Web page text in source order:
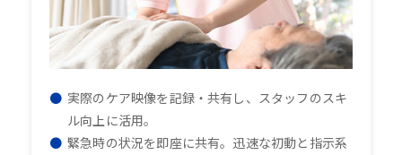
実際のケア映像を記録・共有し、スタッフのスキ
ル向上に活用。
緊急時の状況を即座に共有。迅速な初動と指示系